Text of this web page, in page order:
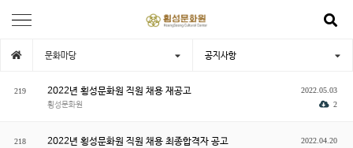
문화마당 공지사항
219 2022년 횡성문화원 직원 채용 재공고
2022.05.03
2
횡성문화원
218 2022년 횡성문화원 직원 채용 최종합격자 공고
2022.04.20